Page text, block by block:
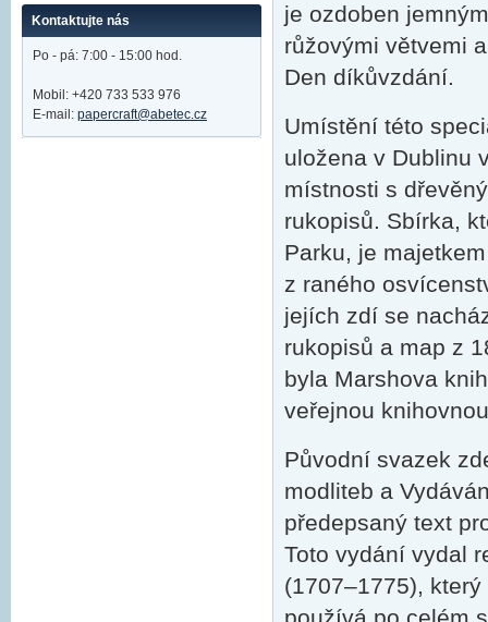
je ozdoben
růžovými větvemi
Den díkůvzdání.
Umístění této
uložena v Dublinu
místnosti s
rukopisů. Sbírka,
Parku, je
z raného
jejích zdí se
rukopisů a map z
byla Marshova
veřejnou
Původní svazek
modliteb a
předepsaný text
Toto vydání vydal
(1707–1775),
používá po celém
Kontaktujte nás
Po - pá: 7:00 - 15:00 hod.
Mobil: +420 733 533 976
E-mail: papercraft@abetec.cz